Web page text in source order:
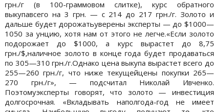
грн./г (в 100-граммовом слитке), курс обратного
выкупавсего на 3 грн. — с 214 до 217 грн./г. Золото и
дальше будет дорожатьуверены эксперты — до $1000—
1050 за унцию, хотя нам от этого не легче.«Если золото
подорожает до $1000, а курс вырастет до 8,75
грн./$,наличное золото в конце года будет продаваться
по 305—310 грн./г.Однако цена выкупа вырастет всего до
255—260 грн./г, что ниже текущейцены покупки 265—
270 грн./г», — подсчитал Николай Ивченко.
Поэтомуэксперты говорят, что золото — инвестиция
долгосрочная. «Вкладывать наполгода-год не имеет